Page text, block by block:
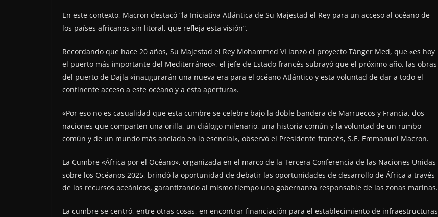
En este contexto, Macron destacó “la Iniciativa Atlántica de Su Majestad el Rey para un acceso al océano de
los países africanos sin litoral, que refleja esta visión”.
Recordando que hace 20 años, Su Majestad el Rey Mohammed VI lanzó el proyecto Tánger Med, que «es hoy
el puerto más importante del Mediterráneo», el jefe de Estado francés subrayó que el próximo año, las obras
del puerto de Dajla «inaugurarán una nueva era para el océano Atlántico y esta voluntad de dar a todo el
continente acceso a este océano y a esta apertura».
«Por eso no es casualidad que esta cumbre se celebre bajo la doble bandera de Marruecos y Francia, dos
naciones que comparten una orilla, un diálogo milenario, una historia común y la voluntad de un rumbo
común y de un mundo más anclado en lo esencial», observó el Presidente francés, S.E. Emmanuel Macron.
La Cumbre «África por el Océano», organizada en el marco de la Tercera Conferencia de las Naciones Unidas
sobre los Océanos 2025, brindó la oportunidad de debatir las oportunidades de desarrollo de África a través
de los recursos oceánicos, garantizando al mismo tiempo una gobernanza responsable de las zonas marinas.
La cumbre se centró, entre otras cosas, en encontrar financiación para el establecimiento de infraestructuras